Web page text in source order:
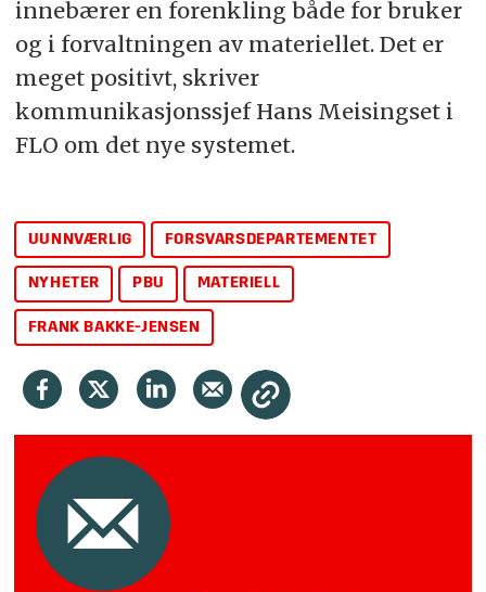
innebærer en forenkling både for bruker
og i forvaltningen av materiellet. Det er
meget positivt, skriver
kommunikasjonssjef Hans Meisingset i
FLO om det nye systemet.
UUNNVÆRLIG FORSVARSDEPARTEMENTET
NYHETER PBU MATERIELL
FRANK BAKKE-JENSEN